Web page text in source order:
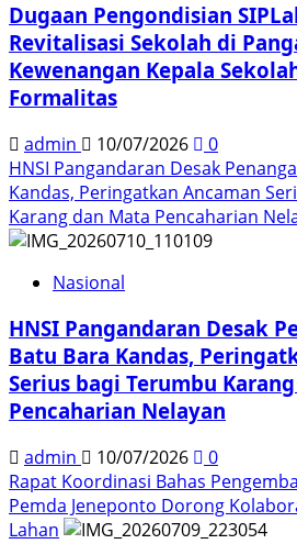
Dugaan Pengondisian
Revitalisasi Sekolah di
Kewenangan Kepala
Formalitas
admin 10/07/2026
0
HNSI Pangandaran Desak
Kandas, Peringatkan Ancaman
Karang dan Mata Pencaharian
Nasional
HNSI Pangandaran Desak
Batu Bara Kandas,
Serius bagi Terumbu
Pencaharian Nelayan
admin 10/07/2026
0
Rapat Koordinasi Bahas
Pemda Jeneponto Dorong
Lahan